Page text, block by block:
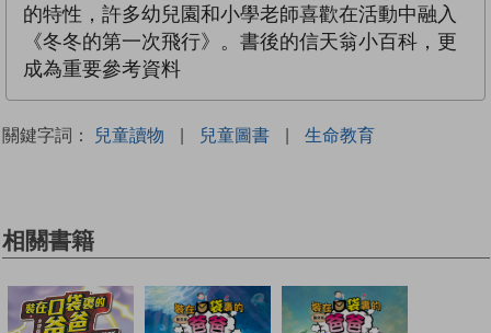
的特性，許多幼兒園和小學老師喜歡在活動中融入
《冬冬的第一次飛行》。書後的信天翁小百科，更
成為重要參考資料
關鍵字詞： 兒童讀物 | 兒童圖書 | 生命教育
相關書籍